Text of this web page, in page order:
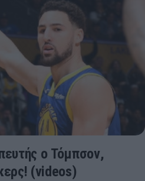
ο Τόμπσον,
(videos)